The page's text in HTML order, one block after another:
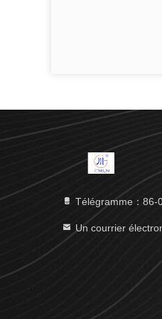
Télégramme：86-
Un courrier